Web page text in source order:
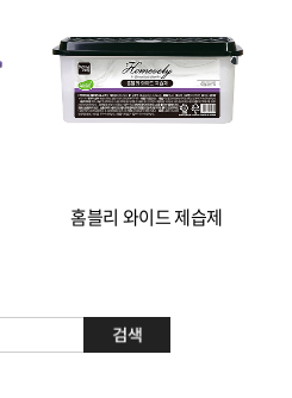
홈블리 와이드 제습제